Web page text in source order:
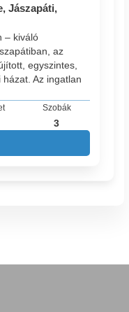
Jászapáti,
– kiváló
az
egyszintes,
Az ingatlan
Szobák
3